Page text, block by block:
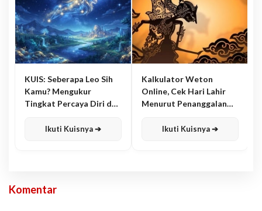
KUIS: Seberapa Leo Sih
Kamu? Mengukur
Tingkat Percaya Diri dan
Ikuti Kuisnya ➔
Kalkulator Weton
Online, Cek Hari Lahir
Menurut Penanggalan
Ikuti Kuisnya ➔
Komentar